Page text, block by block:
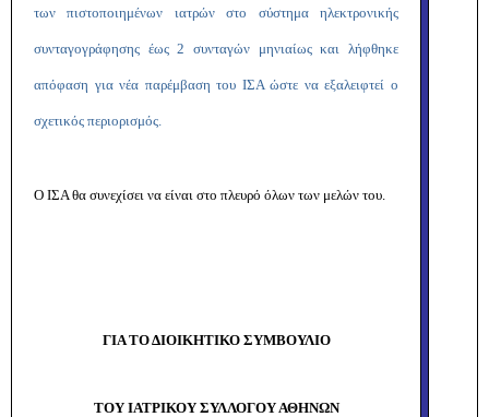
των πιστοποιημένων ιατρών στο σύστημα ηλεκτρονικής
συνταγογράφησης έως 2 συνταγών μηνιαίως και λήφθηκε
απόφαση για νέα παρέμβαση του ΙΣΑ ώστε να εξαλειφτεί ο
σχετικός περιορισμός.
Ο ΙΣΑ θα συνεχίσει να είναι στο πλευρό όλων των μελών του.
ΓΙΑ ΤΟ ΔΙΟΙΚΗΤΙΚΟ ΣΥΜΒΟΥΛΙΟ
ΤΟΥ ΙΑΤΡΙΚΟΥ ΣΥΛΛΟΓΟΥ ΑΘΗΝΩΝ